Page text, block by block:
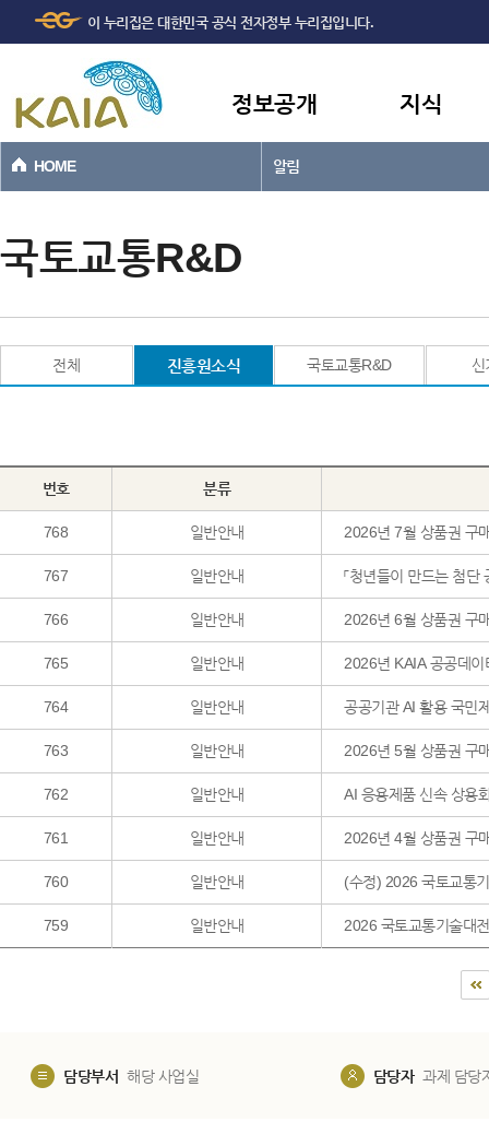
본문바로가기
이 누리집은 대한민국 공식 전자정부 누리집입니다.
정보공개 지식
HOME 알림
국토교통R&D
전체 진흥원소식 국토교통R&D 신
번호 분류
768 일반안내 2026년 7월 상품권 구
767 일반안내 「청년들이 만드는 첨단
766 일반안내 2026년 6월 상품권 구
765 일반안내 2026년 KAIA 공공데이
764 일반안내 공공기관 AI 활용 국민
763 일반안내 2026년 5월 상품권 구
762 일반안내 AI 응용제품 신속 상용
761 일반안내 2026년 4월 상품권 구
760 일반안내 (수정) 2026 국토교통
759 일반안내 2026 국토교통기술대
담당부서 해당 사업실 담당자 과제 담당